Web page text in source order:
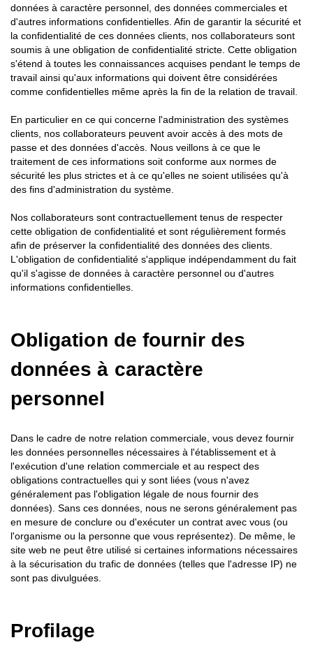
données à caractère personnel, des données commerciales et
d'autres informations confidentielles. Afin de garantir la sécurité et
la confidentialité de ces données clients, nos collaborateurs sont
soumis à une obligation de confidentialité stricte. Cette obligation
s'étend à toutes les connaissances acquises pendant le temps de
travail ainsi qu'aux informations qui doivent être considérées
comme confidentielles même après la fin de la relation de travail.
En particulier en ce qui concerne l'administration des systèmes
clients, nos collaborateurs peuvent avoir accès à des mots de
passe et des données d'accès. Nous veillons à ce que le
traitement de ces informations soit conforme aux normes de
sécurité les plus strictes et à ce qu'elles ne soient utilisées qu'à
des fins d'administration du système.
Nos collaborateurs sont contractuellement tenus de respecter
cette obligation de confidentialité et sont régulièrement formés
afin de préserver la confidentialité des données des clients.
L'obligation de confidentialité s'applique indépendamment du fait
qu'il s'agisse de données à caractère personnel ou d'autres
informations confidentielles.
Obligation de fournir des
données à caractère
personnel
Dans le cadre de notre relation commerciale, vous devez fournir
les données personnelles nécessaires à l'établissement et à
l'exécution d'une relation commerciale et au respect des
obligations contractuelles qui y sont liées (vous n'avez
généralement pas l'obligation légale de nous fournir des
données). Sans ces données, nous ne serons généralement pas
en mesure de conclure ou d'exécuter un contrat avec vous (ou
l'organisme ou la personne que vous représentez). De même, le
site web ne peut être utilisé si certaines informations nécessaires
à la sécurisation du trafic de données (telles que l'adresse IP) ne
sont pas divulguées.
Profilage